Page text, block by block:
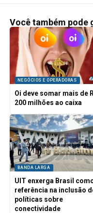
Você também pode
NEGÓCIOS E OPERADORAS
Oi deve somar mais de
200 milhões ao caixa
BANDA LARGA
UIT enxerga Brasil
referência na inclusão
políticas sobre
conectividade